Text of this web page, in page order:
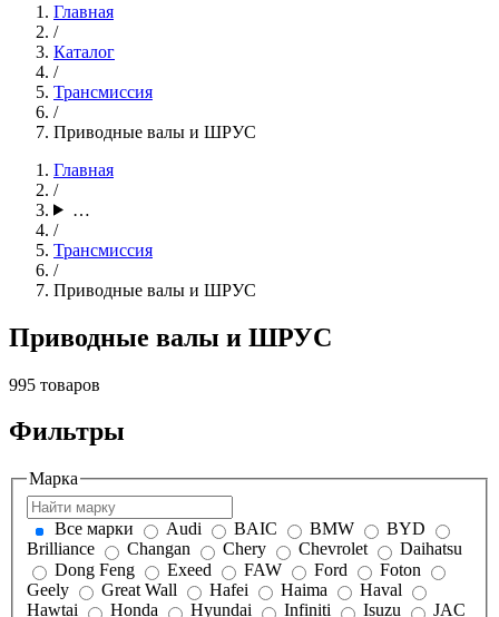
Главная
/
Каталог
/
Трансмиссия
/
Приводные валы и ШРУС
Главная
/
…
/
Трансмиссия
/
Приводные валы и ШРУС
Приводные валы и ШРУС
995 товаров
Фильтры
Марка
Все марки Audi BAIC BMW
BYD
Brilliance
Changan Chery Chevrolet
Daihatsu
Dong Feng
Exeed FAW Ford
Foton
Geely
Great Wall Hafei Haima
Haval
Hawtai
Honda Hyundai Infiniti Isuzu JAC